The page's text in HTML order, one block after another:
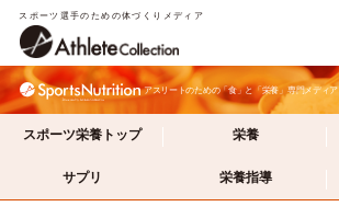
スポーツ選手のための体づくりメディア
アスリートのための「食」と「栄養」専門メディア
スポーツ栄養トップ 栄養
サプリ 栄養指導